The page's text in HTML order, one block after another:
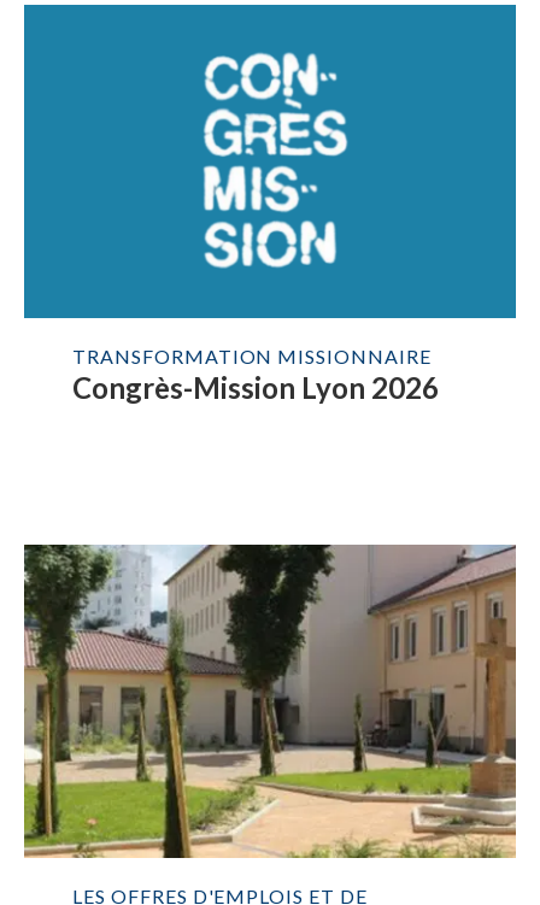
TRANSFORMATION MISSIONNAIRE
Congrès-Mission Lyon 2026
LES OFFRES D'EMPLOIS ET DE